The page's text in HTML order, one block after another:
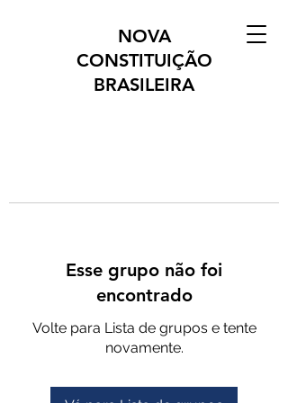
NOVA
CONSTITUIÇÃO
BRASILEIRA
Esse grupo não foi
encontrado
Volte para Lista de grupos e tente
novamente.